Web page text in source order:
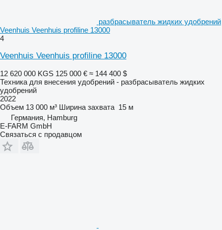
разбрасыватель жидких удобрений
Veenhuis Veenhuis profiline 13000
4
Veenhuis Veenhuis profiline 13000
12 620 000 KGS 125 000 € ≈ 144 400 $
Техника для внесения удобрений - разбрасыватель жидких
удобрений
2022
Объем 13 000 м³ Ширина захвата 15 м
Германия, Hamburg
E-FARM GmbH
Связаться с продавцом